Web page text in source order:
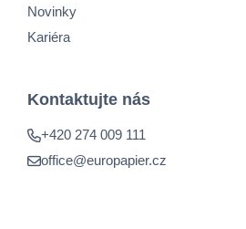
Novinky
Kariéra
Kontaktujte nás
+420 274 009 111
office@europapier.cz